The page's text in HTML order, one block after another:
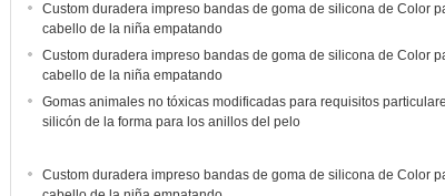
Custom duradera impreso bandas de goma de silicona de Color
cabello de la niña empatando
Custom duradera impreso bandas de goma de silicona de Color
cabello de la niña empatando
Gomas animales no tóxicas modificadas para requisitos
silicón de la forma para los anillos del pelo
Custom duradera impreso bandas de goma de silicona de Color